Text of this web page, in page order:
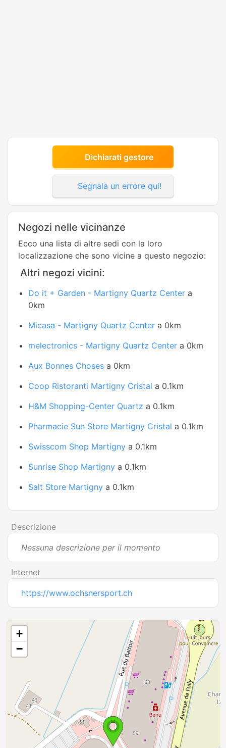
Dichiarati gestore
Segnala un errore qui!
Negozi nelle vicinanze
Ecco una lista di altre sedi con la loro
localizzazione che sono vicine a questo negozio:
Altri negozi vicini:
Do it + Garden - Martigny Quartz Center a
0km
Micasa - Martigny Quartz Center a 0km
melectronics - Martigny Quartz Center a 0km
Aux Bonnes Choses a 0km
Coop Ristoranti Martigny Cristal a 0.1km
H&M Shopping-Center Quartz a 0.1km
Pharmacie Sun Store Martigny Cristal a 0.1km
Swisscom Shop Martigny a 0.1km
Sunrise Shop Martigny a 0.1km
Salt Store Martigny a 0.1km
Descrizione
Nessuna descrizione per il momento
Internet
https://www.ochsnersport.ch
+
−